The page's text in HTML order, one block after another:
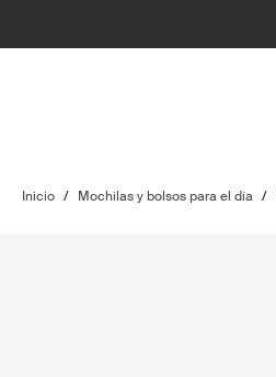
Inicio / Mochilas y bolsos para el día /